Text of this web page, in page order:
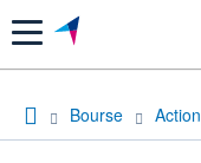
Menu
Bourse